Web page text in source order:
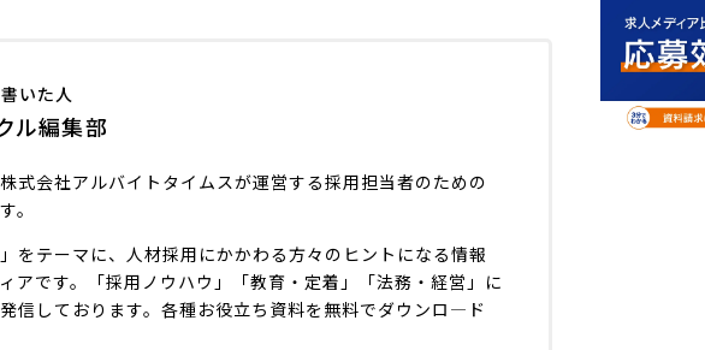
いた人
ル編集部
株式会社アルバイトタイムスが運営する採用担当者のための
。
」をテーマに、人材採用にかかわる方々のヒントになる情報
アです。「採用ノウハウ」「教育・定着」「法務・経営」に
信しております。各種お役立ち資料を無料でダウンロ―ド